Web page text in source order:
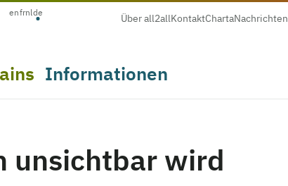
enfrnlde
Über all2allKontaktChartaNachrichten
Informationen
unsichtbar wird